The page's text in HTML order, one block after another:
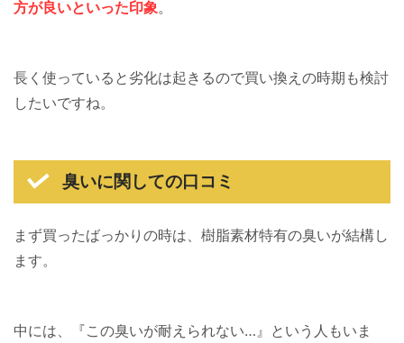
方が良いといった印象。
長く使っていると劣化は起きるので買い換えの時期も検討
したいですね。
臭いに関しての口コミ
まず買ったばっかりの時は、樹脂素材特有の臭いが結構し
ます。
中には、『この臭いが耐えられない…』という人もいま